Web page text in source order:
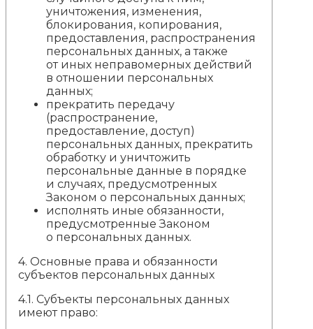
уничтожения, изменения,
блокирования, копирования,
предоставления, распространения
персональных данных, а также
от иных неправомерных действий
в отношении персональных
данных;
прекратить передачу
(распространение,
предоставление, доступ)
персональных данных, прекратить
обработку и уничтожить
персональные данные в порядке
и случаях, предусмотренных
Законом о персональных данных;
исполнять иные обязанности,
предусмотренные Законом
о персональных данных.
4. Основные права и обязанности
субъектов персональных данных
4.1. Субъекты персональных данных
имеют право: